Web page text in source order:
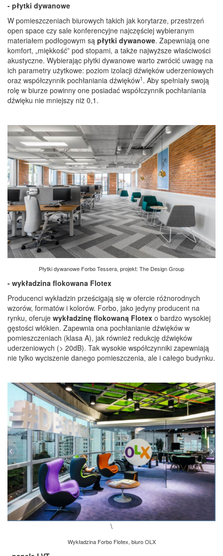
- płytki dywanowe
W pomieszczeniach biurowych takich jak korytarze, przestrzeń
open space czy sale konferencyjne najczęściej wybieranym
materiałem podłogowym są płytki dywanowe. Zapewniają one
komfort, „miękkość” pod stopami, a także najwyższe właściwości
akustyczne. Wybierając płytki dywanowe warto zwrócić uwagę na
ich parametry użytkowe: poziom izolacji dźwięków uderzeniowych
oraz współczynnik pochłaniania dźwięków1 . Aby spełniały swoją
rolę w biurze powinny one posiadać współczynnik pochłaniania
dźwięku nie mniejszy niż 0,1.
Płytki dywanowe Forbo Tessera, projekt: The Design Group
- wykładzina flokowana Flotex
Producenci wykładzin prześcigają się w ofercie różnorodnych
wzorów, formatów i kolorów. Forbo, jako jedyny producent na
rynku, oferuje wykładzinę flokowaną Flotex o bardzo wysokiej
gęstości włókien. Zapewnia ona pochłanianie dźwięków w
pomieszczeniach (klasa A), jak również redukcję dźwięków
uderzeniowych (> 20dB). Tak wysokie współczynniki zapewniają
nie tylko wyciszenie danego pomieszczenia, ale i całego budynku.
\
Wykładzina Forbo Flotex, biuro OLX